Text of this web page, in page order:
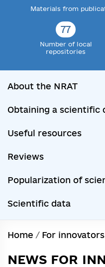
Materials from
77
Number of local
repositories
About the NRAT
Obtaining a scientific
Useful resources
Reviews
Popularization of
Scientific data
Home / For innovators
NEWS FOR